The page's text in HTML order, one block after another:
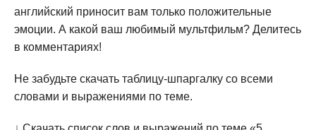
английский приносит вам только положительные
эмоции. А какой ваш любимый мультфильм? Делитесь
в комментариях!
Не забудьте скачать таблицу-шпаргалку со всеми
словами и выражениями по теме.